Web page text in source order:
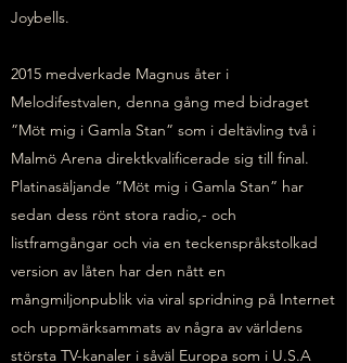
Joybells.
2015 medverkade Magnus åter i
Melodifestvalen, denna gång med bidraget
”Möt mig i Gamla Stan” som i deltävling två i
Malmö Arena direktkvalificerade sig till final.
Platinasäljande ”Möt mig i Gamla Stan” har
sedan dess rönt stora radio,- och
listframgångar och via en teckenspråkstolkad
version av låten har den nått en
mångmiljonpublik via viral spridning på Internet
och uppmärksammats av några av världens
största TV-kanaler i såväl Europa som i U.S.A